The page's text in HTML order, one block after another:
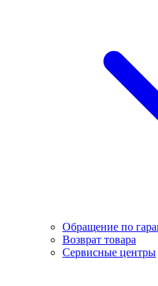
Обращение по
Возврат товара
Сервисные центры